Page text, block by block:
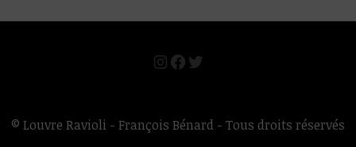
Instagram
Facebook
Twitter
© Louvre Ravioli - François Bénard - Tous droits réservés